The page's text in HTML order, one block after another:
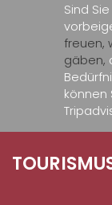
Sind
freuen,
gäben,
können